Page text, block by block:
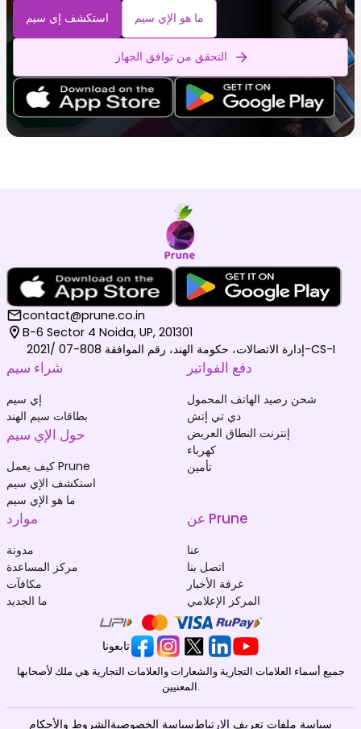
استكشف إي سيم ما هو الإي سيم
التحقق من توافق الجهاز
contact@prune.co.in
B-6 Sector 4 Noida, UP, 201301
إدارة الاتصالات، حكومة الهند، رقم الموافقة 808-07 /2021-CS-I
شراء سيم
إي سيم
بطاقات سيم الهند
حول الإي سيم
كيف يعمل Prune
استكشف الإي سيم
ما هو الإي سيم
دفع الفواتير
شحن رصيد الهاتف المحمول
دي تي إتش
إنترنت النطاق العريض
كهرباء
تأمين
موارد
مدونة
مركز المساعدة
مكافآت
ما الجديد
عن Prune
عنا
اتصل بنا
غرفة الأخبار
المركز الإعلامي
تابعونا
جميع أسماء العلامات التجارية والشعارات والعلامات التجارية هي ملك لأصحابها
المعنيين.
الشروط والأحكامسياسة الخصوصيةسياسة ملفات تعريف الارتباط